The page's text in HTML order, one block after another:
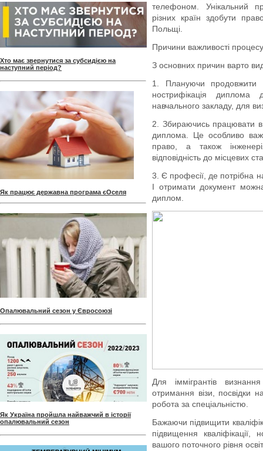
Хто має звернутися за субсидією на
наступний період?
Як працює державна програма єОселя
Опалювальний сезон у Євросоюзі
Як Україна пройшла найважчий в історії
опалювальний сезон
телефоном. Унікальний
різних країн здобути
Польщі.
Причини важливості процесу
З основних причин варто
1. Плануючи продовжити
нострифікація
навчального закладу, для
2. Збираючись працювати в
диплома. Це особливо
право, а також
відповідність до місцевих
3. Є професії, де потрібна
І отримати документ
диплом.
Для іммігрантів
отримання візи, посвідки
робота за спеціальністю.
Бажаючи підвищити
підвищення кваліфікації,
вашого поточного рівня